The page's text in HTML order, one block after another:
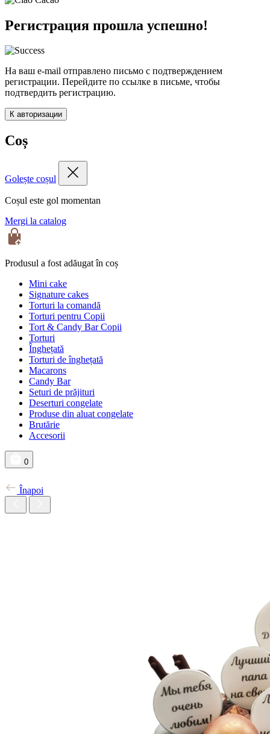
Регистрация прошла успешно!
На ваш e-mail отправлено письмо с подтверждением
регистрации. Перейдите по ссылке в письме, чтобы
подтвердить регистрацию.
К авторизации
Coș
Golește coșul
Coșul este gol momentan
Mergi la catalog
Produsul a fost adăugat în coș
Mini cake
Signature cakes
Torturi la comandă
Torturi pentru Copii
Tort & Candy Bar Copii
Torturi
Înghețată
Torturi de înghețată
Macarons
Candy Bar
Seturi de prăjituri
Deserturi congelate
Produse din aluat congelate
Brutărie
Accesorii
0
Înapoi